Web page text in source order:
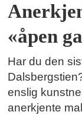
«åpen
Har du den
enslig
anerkjente